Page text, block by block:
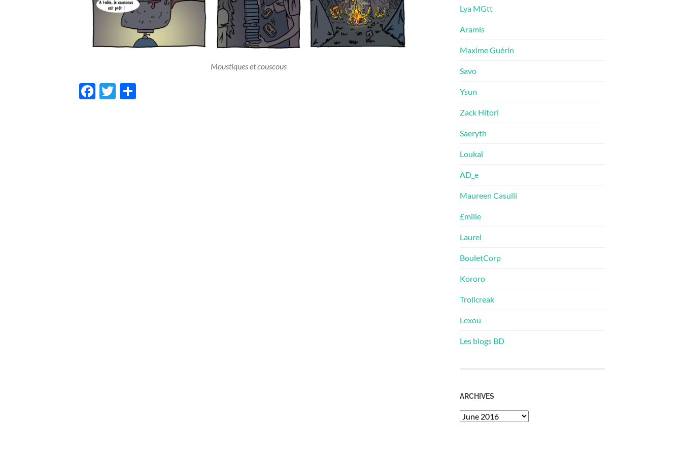
Moustiques et couscous
Facebook
Twitter
Lya MGtt
Aramis
Maxime Guérin
Savo
Ysun
Zack Hitori
Saeryth
Loukaï
AD_e
Maureen Casulli
£milie
Laurel
BouletCorp
Kororo
Trollcreak
Lexou
Les blogs BD
ARCHIVES
Archives